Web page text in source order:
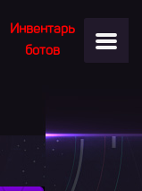
Инвентарь
ботов